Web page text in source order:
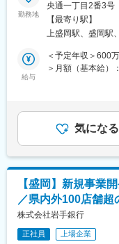
ーリングの機会を
も実施しています
し、より挑戦意欲
■当行が求める人
化に力強く立ち向
力や行動力を持っ
岩手のために貢献
ィールドがたくさ
う使命感のある方
■当行について：
・東証プライム上
・岩手県のリーデ
展に貢献する」「
■業務詳細：
・投資候補先の発
収集、起業イベン
・企業分析、業
・諮問委員等へ
■組織構成：
いわぎん未来投
・当社の経営、投
します。
・勤務地は要相談
■いわぎん未来投資
＜事業内容＞企業
勤務地
央通一丁目2番3号
煙変更の範囲：会
【最寄り駅】
上盛岡駅、盛岡駅
給与
＜予定年収＞600
＞月額（基本給）
くまでも目安の金
ます。月給(月額)
気になる
【盛岡】新規事業
／県内外100店舗
株式会社岩手銀行
正社員 上場企業